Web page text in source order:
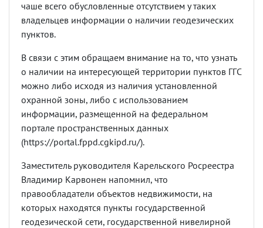
чаше всего обусловленные отсутствием у таких
владельцев информации о наличии геодезических
пунктов.
В связи с этим обращаем внимание на то, что узнать
о наличии на интересующей территории пунктов ГГС
можно либо исходя из наличия установленной
охранной зоны, либо с использованием
информации, размещенной на федеральном
портале пространственных данных
(https://portal.fppd.cgkipd.ru/).
Заместитель руководителя Карельского Росреестра
Владимир Карвонен напомнил, что
правообладатели объектов недвижимости, на
которых находятся пункты государственной
геодезической сети, государственной нивелирной